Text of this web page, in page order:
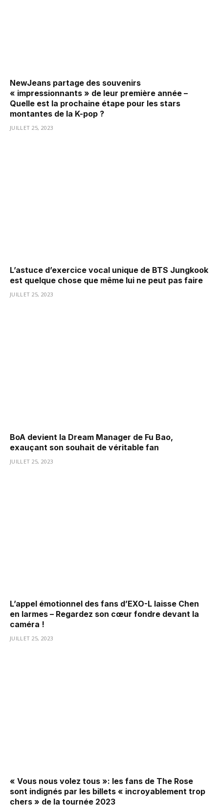
NewJeans partage des souvenirs
« impressionnants » de leur première année –
Quelle est la prochaine étape pour les stars
montantes de la K-pop ?
JUILLET 25, 2023
L’astuce d’exercice vocal unique de BTS Jungkook
est quelque chose que même lui ne peut pas faire
JUILLET 25, 2023
BoA devient la Dream Manager de Fu Bao,
exauçant son souhait de véritable fan
JUILLET 25, 2023
L’appel émotionnel des fans d’EXO-L laisse Chen
en larmes – Regardez son cœur fondre devant la
caméra !
JUILLET 25, 2023
« Vous nous volez tous »: les fans de The Rose
sont indignés par les billets « incroyablement trop
chers » de la tournée 2023